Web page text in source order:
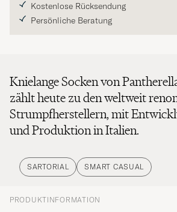
Kostenlose Rücksendung
Persönliche Beratung
Knielange Socken von
zählt heute zu den weltweit
Strumpfherstellern, mit
und Produktion in Italien.
SARTORIAL SMART CASUAL
PRODUKTINFORMATION